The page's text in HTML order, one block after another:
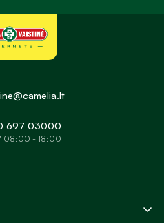
697 03000
08:00 - 18:00